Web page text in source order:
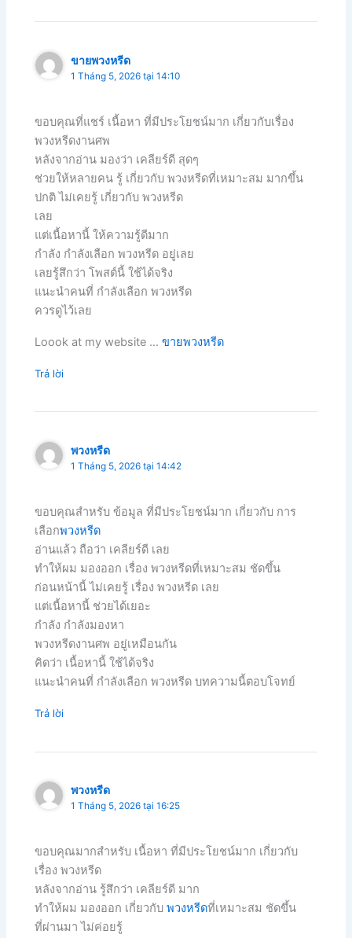
ขายพวงหรีด
1 Tháng 5, 2026 tại 14:10
ขอบคุณที่แชร์ เนื้อหา ที่มีประโยชน์มาก เกี่ยวกับเรื่อง
พวงหรีดงานศพ
หลังจากอ่าน มองว่า เคลียร์ดี สุดๆ
ช่วยให้หลายคน รู้ เกี่ยวกับ พวงหรีดที่เหมาะสม มากขึ้น
ปกติ ไม่เคยรู้ เกี่ยวกับ พวงหรีด
เลย
แต่เนื้อหานี้ ให้ความรู้ดีมาก
กำลัง กำลังเลือก พวงหรีด อยู่เลย
เลยรู้สึกว่า โพสต์นี้ ใช้ได้จริง
แนะนำคนที่ กำลังเลือก พวงหรีด
ควรดูไว้เลย
Loook at my website …ขายพวงหรีด
Trả lời
พวงหรีด
1 Tháng 5, 2026 tại 14:42
ขอบคุณสำหรับ ข้อมูล ที่มีประโยชน์มาก เกี่ยวกับ การ
เลือกพวงหรีด
อ่านแล้ว ถือว่า เคลียร์ดี เลย
ทำให้ผม มองออก เรื่อง พวงหรีดที่เหมาะสม ชัดขึ้น
ก่อนหน้านี้ ไม่เคยรู้ เรื่อง พวงหรีด เลย
แต่เนื้อหานี้ ช่วยได้เยอะ
กำลัง กำลังมองหา
พวงหรีดงานศพ อยู่เหมือนกัน
คิดว่า เนื้อหานี้ ใช้ได้จริง
แนะนำคนที่ กำลังเลือก พวงหรีด บทความนี้ตอบโจทย์
Trả lời
พวงหรีด
1 Tháng 5, 2026 tại 16:25
ขอบคุณมากสำหรับ เนื้อหา ที่มีประโยชน์มาก เกี่ยวกับ
เรื่อง พวงหรีด
หลังจากอ่าน รู้สึกว่า เคลียร์ดี มาก
ทำให้ผม มองออก เกี่ยวกับพวงหรีดที่เหมาะสม ชัดขึ้น
ที่ผ่านมา ไม่ค่อยรู้